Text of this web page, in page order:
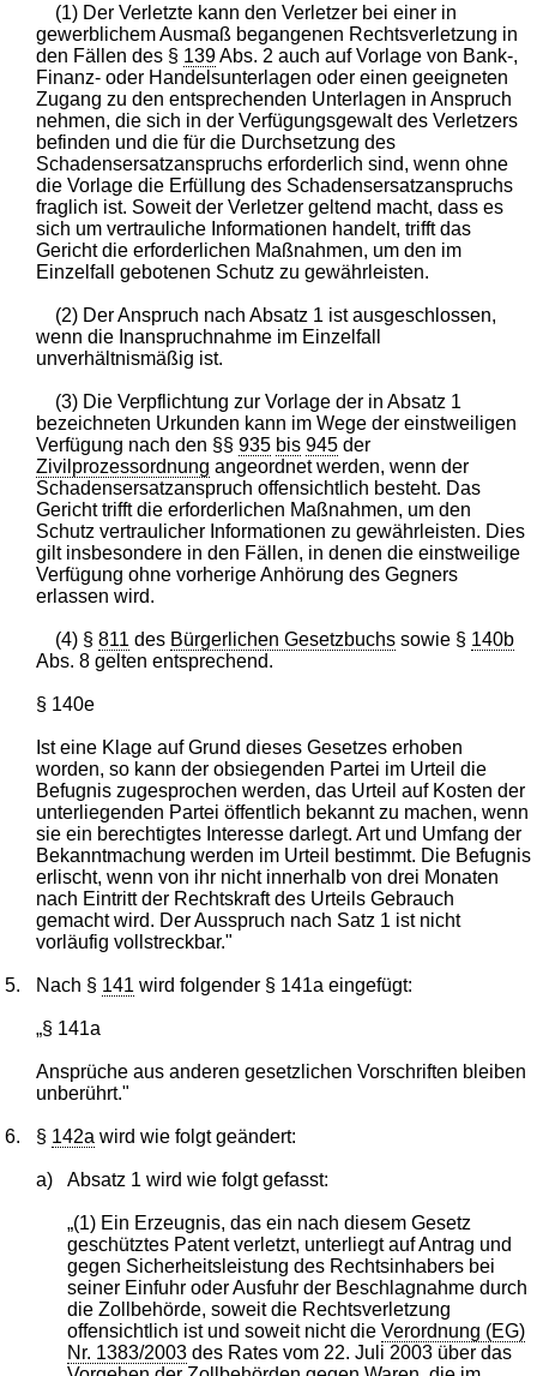
(1) Der Verletzte kann den Verletzer bei einer in
gewerblichem Ausmaß begangenen Rechtsverletzung in
den Fällen des § 139Abs. 2 auch auf Vorlage von Bank-,
Finanz- oder Handelsunterlagen oder einen geeigneten
Zugang zu den entsprechenden Unterlagen in Anspruch
nehmen, die sich in der Verfügungsgewalt des Verletzers
befinden und die für die Durchsetzung des
Schadensersatzanspruchs erforderlich sind, wenn ohne
die Vorlage die Erfüllung des Schadensersatzanspruchs
fraglich ist. Soweit der Verletzer geltend macht, dass es
sich um vertrauliche Informationen handelt, trifft das
Gericht die erforderlichen Maßnahmen, um den im
Einzelfall gebotenen Schutz zu gewährleisten.
(2) Der Anspruch nach Absatz 1 ist ausgeschlossen,
wenn die Inanspruchnahme im Einzelfall
unverhältnismäßig ist.
(3) Die Verpflichtung zur Vorlage der in Absatz 1
bezeichneten Urkunden kann im Wege der einstweiligen
Verfügung nach den §§935 bis 945 der
Zivilprozessordnung angeordnet werden, wenn der
Schadensersatzanspruch offensichtlich besteht. Das
Gericht trifft die erforderlichen Maßnahmen, um den
Schutz vertraulicher Informationen zu gewährleisten. Dies
gilt insbesondere in den Fällen, in denen die einstweilige
Verfügung ohne vorherige Anhörung des Gegners
erlassen wird.
(4) §811 des Bürgerlichen Gesetzbuchs sowie § 140b
Abs. 8 gelten entsprechend.
§ 140e
Ist eine Klage auf Grund dieses Gesetzes erhoben
worden, so kann der obsiegenden Partei im Urteil die
Befugnis zugesprochen werden, das Urteil auf Kosten der
unterliegenden Partei öffentlich bekannt zu machen, wenn
sie ein berechtigtes Interesse darlegt. Art und Umfang der
Bekanntmachung werden im Urteil bestimmt. Die Befugnis
erlischt, wenn von ihr nicht innerhalb von drei Monaten
nach Eintritt der Rechtskraft des Urteils Gebrauch
gemacht wird. Der Ausspruch nach Satz 1 ist nicht
vorläufig vollstreckbar."
5. Nach § 141 wird folgender § 141a eingefügt:
„§ 141a
Ansprüche aus anderen gesetzlichen Vorschriften bleiben
unberührt."
6. § 142a wird wie folgt geändert:
a) Absatz 1 wird wie folgt gefasst:
„(1) Ein Erzeugnis, das ein nach diesem Gesetz
geschütztes Patent verletzt, unterliegt auf Antrag und
gegen Sicherheitsleistung des Rechtsinhabers bei
seiner Einfuhr oder Ausfuhr der Beschlagnahme durch
die Zollbehörde, soweit die Rechtsverletzung
offensichtlich ist und soweit nicht die Verordnung (EG)
Nr. 1383/2003des Rates vom 22. Juli 2003 über das